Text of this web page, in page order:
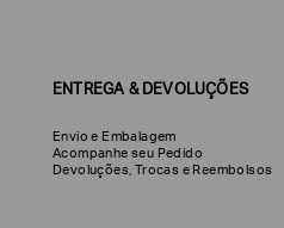
ENTREGA & DEVOLUÇÕES
Envio e Embalagem
Acompanhe seu Pedido
Devoluções, Trocas e Reembolsos